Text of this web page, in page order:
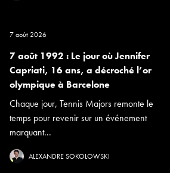
7 août 2026
7 août 1992 : Le jour où Jennifer
Capriati, 16 ans, a décroché l’or
olympique à Barcelone
Chaque jour, Tennis Majors remonte le
temps pour revenir sur un événement
marquant...
ALEXANDRE SOKOLOWSKI